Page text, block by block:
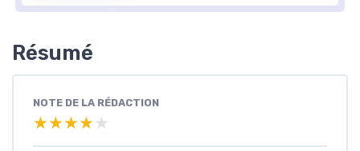
Résumé
NOTE DE LA RÉDACTION
★★★★★
★★★★★